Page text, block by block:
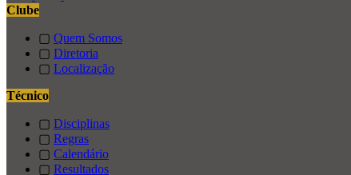
Clube
▢ Quem Somos
▢ Diretoria
▢ Localização
Técnico
▢ Disciplinas
▢ Regras
▢ Calendário
▢ Resultados